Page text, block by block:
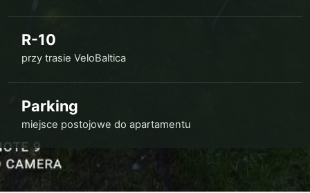
R-10
przy trasie VeloBaltica
Parking
miejsce postojowe do apartamentu